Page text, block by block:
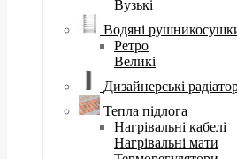
Вузькі
Водяні
Ретро
Великі
Дизайнерські
Тепла підлога
Нагрівальні кабелі
Нагрівальні мати